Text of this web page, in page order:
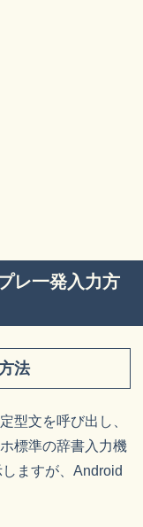
レ一発入力方
法
型文を呼び出し、
標準の辞書入力機
ますが、Android